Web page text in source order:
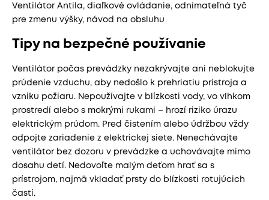
Ventilátor Antila, diaľkové ovládanie, odnímateľná tyč
pre zmenu výšky, návod na obsluhu
Tipy na bezpečné používanie
Ventilátor počas prevádzky nezakrývajte ani neblokujte
prúdenie vzduchu, aby nedošlo k prehriatiu prístroja a
vzniku požiaru. Nepoužívajte v blízkosti vody, vo vlhkom
prostredí alebo s mokrými rukami – hrozí riziko úrazu
elektrickým prúdom. Pred čistením alebo údržbou vždy
odpojte zariadenie z elektrickej siete. Nenechávajte
ventilátor bez dozoru v prevádzke a uchovávajte mimo
dosahu detí. Nedovoľte malým deťom hrať sa s
prístrojom, najmä vkladať prsty do blízkosti rotujúcich
častí.